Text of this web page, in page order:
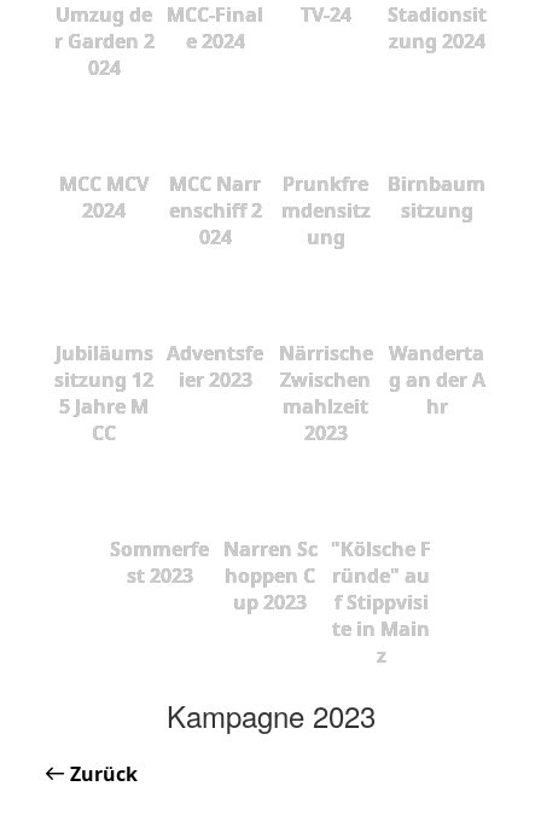
Umzug de
r Garden 2
024
MCC-Final
e 2024
TV-24
Stadionsit
zung 2024
MCC MCV
2024
MCC Narr
enschiff 2
024
Prunkfre
mdensitz
ung
Birnbaum
sitzung
Jubiläums
sitzung 12
5 Jahre M
CC
Adventsfe
ier 2023
Närrische
Zwischen
mahlzeit
2023
Wanderta
g an der A
hr
Sommerfe
st 2023
Narren Sc
hoppen C
up 2023
"Kölsche F
ründe" au
f Stippvisi
te in Main
z
Kampagne 2023
Zurück